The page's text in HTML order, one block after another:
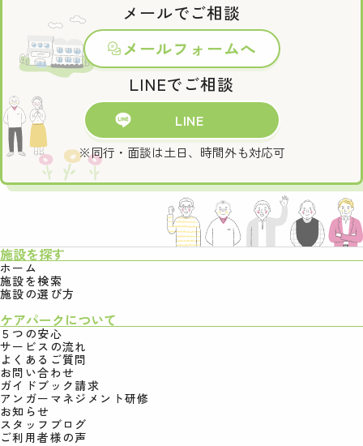
メールでご相談
メールフォームへ
LINEでご相談
LINE
※同行・面談は土日、時間外も対応可
施設を探す
ホーム
施設を検索
施設の選び方
ケアパークについて
５つの安心
サービスの流れ
よくあるご質問
お問い合わせ
ガイドブック請求
アンガーマネジメント研修
お知らせ
スタッフブログ
ご利用者様の声